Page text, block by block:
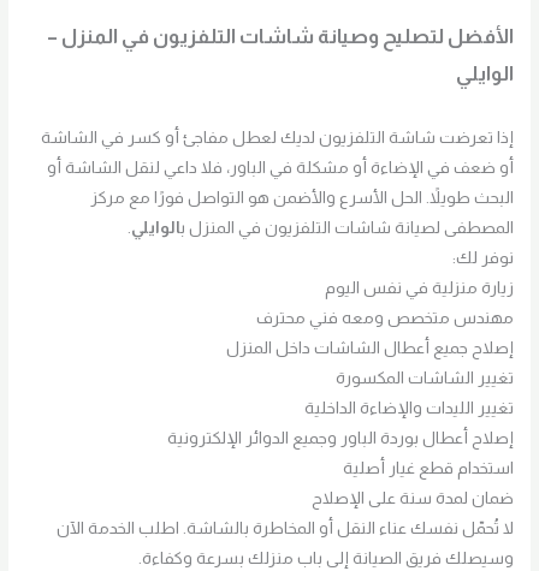
الأفضل لتصليح وصيانة شاشات التلفزيون في المنزل –
الوايلي
إذا تعرضت شاشة التلفزيون لديك لعطل مفاجئ أو كسر في الشاشة
أو ضعف في الإضاءة أو مشكلة في الباور، فلا داعي لنقل الشاشة أو
البحث طويلاً. الحل الأسرع والأضمن هو التواصل فورًا مع مركز
المصطفى لصيانة شاشات التلفزيون في المنزل بالوايلي
نوفر لك:
زيارة منزلية في نفس اليوم
مهندس متخصص ومعه فني محترف
إصلاح جميع أعطال الشاشات داخل المنزل
تغيير الشاشات المكسورة
تغيير الليدات والإضاءة الداخلية
إصلاح أعطال بوردة الباور وجميع الدوائر الإلكترونية
استخدام قطع غيار أصلية
ضمان لمدة سنة على الإصلاح
لا تُحمّل نفسك عناء النقل أو المخاطرة بالشاشة. اطلب الخدمة الآن
وسيصلك فريق الصيانة إلى باب منزلك بسرعة وكفاءة.